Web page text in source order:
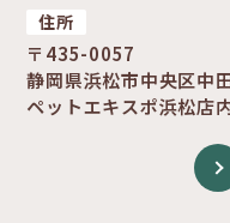
住所
〒435-0057
静岡県浜松市中央区
ペットエキスポ浜松店